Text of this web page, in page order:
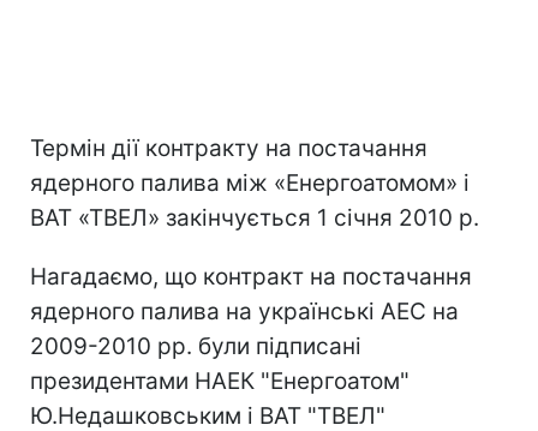
Термін дії контракту на постачання
ядерного палива між «Енергоатомом» і
ВАТ «ТВЕЛ» закінчується 1 січня 2010 р.
Нагадаємо, що контракт на постачання
ядерного палива на українські АЕС на
2009-2010 рр. були підписані
президентами НАЕК "Енергоатом"
Ю.Недашковським і ВАТ "ТВЕЛ"